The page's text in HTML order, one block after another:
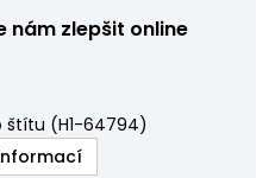
nám zlepšit online
štítu (H1-64794)